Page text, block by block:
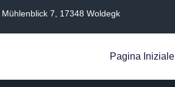
Mühlenblick 7, 17348 Woldegk
Pagina Iniziale